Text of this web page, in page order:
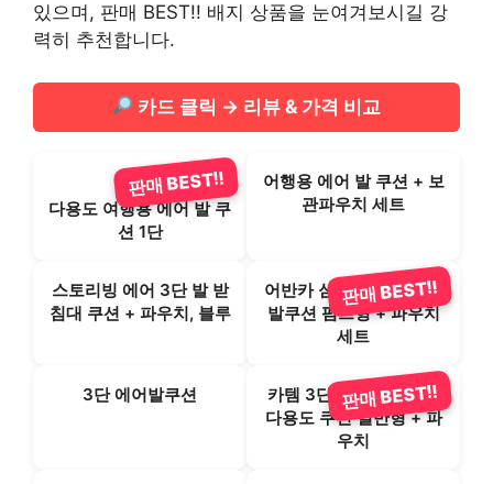
있으며, 판매 BEST!! 배지 상품을 눈여겨보시길 강
력히 추천합니다.
카드 클릭 → 리뷰 & 가격 비교
다용도 여행용 에어 발 쿠
션 1단
판매 BEST!!
어행용 에어 발 쿠션 + 보
관파우치 세트
스토리빙 에어 3단 발 받
침대 쿠션 + 파우치, 블루
어반카 심플 다용도 에어
발쿠션 펌프형 + 파우치
세트
판매 BEST!!
3단 에어발쿠션
카템 3단 조절 에어블럭
다용도 쿠션 일반형 + 파
우치
판매 BEST!!